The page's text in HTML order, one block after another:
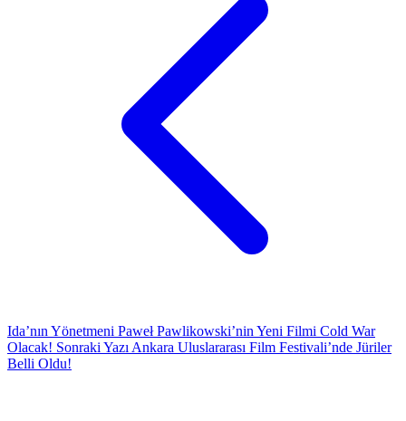
Ida’nın Yönetmeni Paweł Pawlikowski’nin Yeni Filmi Cold War
Olacak! Sonraki Yazı Ankara Uluslararası Film Festivali’nde Jüriler
Belli Oldu!